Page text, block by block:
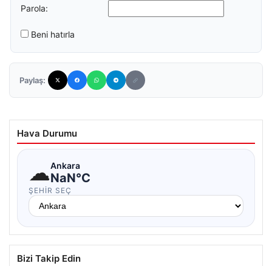
Parola:
Beni hatırla
Paylaş:
Hava Durumu
☁Ankara
NaN°C
ŞEHIR SEÇ
Bizi Takip Edin